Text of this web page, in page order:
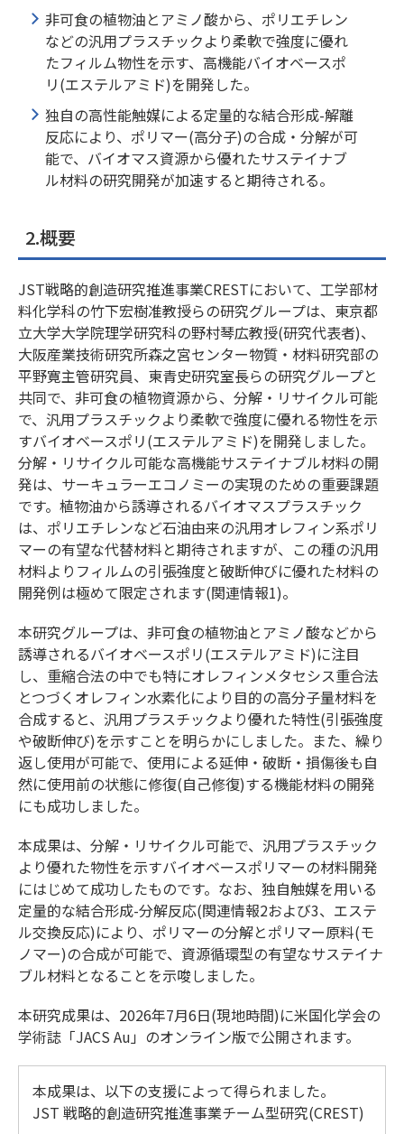
非可食の植物油とアミノ酸から、ポリエチレン
などの汎用プラスチックより柔軟で強度に優れ
たフィルム物性を示す、高機能バイオベースポ
リ(エステルアミド)を開発した。
独自の高性能触媒による定量的な結合形成-解離
反応により、ポリマー(高分子)の合成・分解が可
能で、バイオマス資源から優れたサステイナブ
ル材料の研究開発が加速すると期待される。
2.概要
JST戦略的創造研究推進事業CRESTにおいて、工学部材
料化学科の竹下宏樹准教授らの研究グループは、東京都
立大学大学院理学研究科の野村琴広教授(研究代表者)、
大阪産業技術研究所森之宮センター物質・材料研究部の
平野寛主管研究員、東青史研究室長らの研究グループと
共同で、非可食の植物資源から、分解・リサイクル可能
で、汎用プラスチックより柔軟で強度に優れる物性を示
すバイオベースポリ(エステルアミド)を開発しました。
分解・リサイクル可能な高機能サステイナブル材料の開
発は、サーキュラーエコノミーの実現のための重要課題
です。植物油から誘導されるバイオマスプラスチック
は、ポリエチレンなど石油由来の汎用オレフィン系ポリ
マーの有望な代替材料と期待されますが、この種の汎用
材料よりフィルムの引張強度と破断伸びに優れた材料の
開発例は極めて限定されます(関連情報1)。
本研究グループは、非可食の植物油とアミノ酸などから
誘導されるバイオベースポリ(エステルアミド)に注目
し、重縮合法の中でも特にオレフィンメタセシス重合法
とつづくオレフィン水素化により目的の高分子量材料を
合成すると、汎用プラスチックより優れた特性(引張強度
や破断伸び)を示すことを明らかにしました。また、繰り
返し使用が可能で、使用による延伸・破断・損傷後も自
然に使用前の状態に修復(自己修復)する機能材料の開発
にも成功しました。
本成果は、分解・リサイクル可能で、汎用プラスチック
より優れた物性を示すバイオベースポリマーの材料開発
にはじめて成功したものです。なお、独自触媒を用いる
定量的な結合形成-分解反応(関連情報2および3、エステ
ル交換反応)により、ポリマーの分解とポリマー原料(モ
ノマー)の合成が可能で、資源循環型の有望なサステイナ
ブル材料となることを示唆しました。
本研究成果は、2026年7月6日(現地時間)に米国化学会の
学術誌「JACS Au」のオンライン版で公開されます。
本成果は、以下の支援によって得られました。
JST 戦略的創造研究推進事業チーム型研究(CREST)